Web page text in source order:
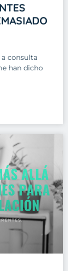
consulta
han dicho